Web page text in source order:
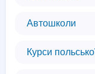
Автошколи
Курси